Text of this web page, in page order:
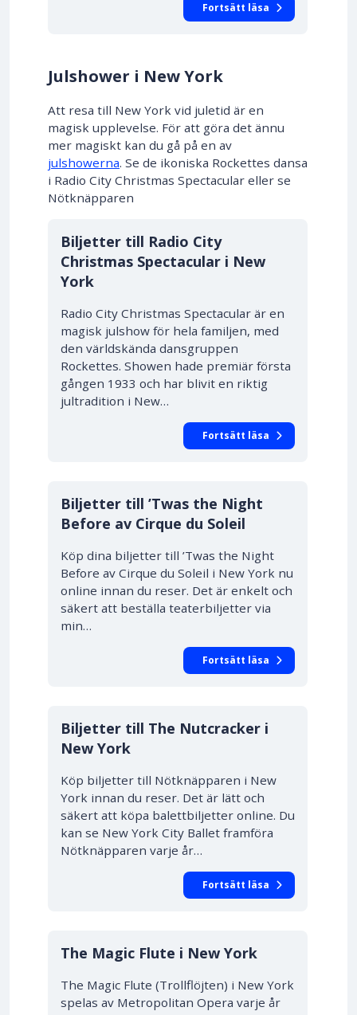
Fortsätt läsa
Julshower i New York
Att resa till New York vid juletid är en
magisk upplevelse. För att göra det ännu
mer magiskt kan du gå på en av
julshowerna. Se de ikoniska Rockettes dansa
i Radio City Christmas Spectacular eller se
Nötknäpparen
Biljetter till Radio City
Christmas Spectacular i New
York
Radio City Christmas Spectacular är en
magisk julshow för hela familjen, med
den världskända dansgruppen
Rockettes. Showen hade premiär första
gången 1933 och har blivit en riktig
jultradition i New…
Fortsätt läsa
Biljetter till ’Twas the Night
Before av Cirque du Soleil
Köp dina biljetter till ’Twas the Night
Before av Cirque du Soleil i New York nu
online innan du reser. Det är enkelt och
säkert att beställa teaterbiljetter via
min…
Fortsätt läsa
Biljetter till The Nutcracker i
New York
Köp biljetter till Nötknäpparen i New
York innan du reser. Det är lätt och
säkert att köpa balettbiljetter online. Du
kan se New York City Ballet framföra
Nötknäpparen varje år…
Fortsätt läsa
10% RABATT
The Magic Flute i New York
The Magic Flute (Trollflöjten) i New York
spelas av Metropolitan Opera varje år